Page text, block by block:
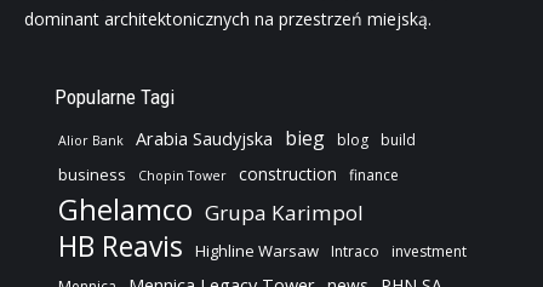
dominant architektonicznych na przestrzeń miejską.
Popularne Tagi
Alior Bank Arabia Saudyjska bieg blog build
business Chopin Tower construction finance
Ghelamco Grupa Karimpol
HB Reavis Highline Warsaw Intraco
investment